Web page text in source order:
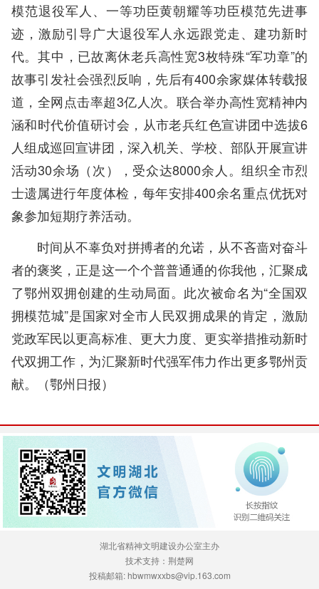
模范退役军人、一等功臣黄朝耀等功臣模范先进事
迹，激励引导广大退役军人永远跟党走、建功新时
代。其中，已故离休老兵高性宽3枚特殊“军功章”的
故事引发社会强烈反响，先后有400余家媒体转载报
道，全网点击率超3亿人次。联合举办高性宽精神内
涵和时代价值研讨会，从市老兵红色宣讲团中选拔6
人组成巡回宣讲团，深入机关、学校、部队开展宣讲
活动30余场（次），受众达8000余人。组织全市烈
士遗属进行年度体检，每年安排400余名重点优抚对
象参加短期疗养活动。
时间从不辜负对拼搏者的允诺，从不吝啬对奋斗
者的褒奖，正是这一个个普普通通的你我他，汇聚成
了鄂州双拥创建的生动局面。此次被命名为“全国双
拥模范城”是国家对全市人民双拥成果的肯定，激励
党政军民以更高标准、更大力度、更实举措推动新时
代双拥工作，为汇聚新时代强军伟力作出更多鄂州贡
献。（鄂州日报）
湖北省精神文明建设办公室主办
技术支持：荆楚网
投稿邮箱: hbwmwxxbs@vip.163.com